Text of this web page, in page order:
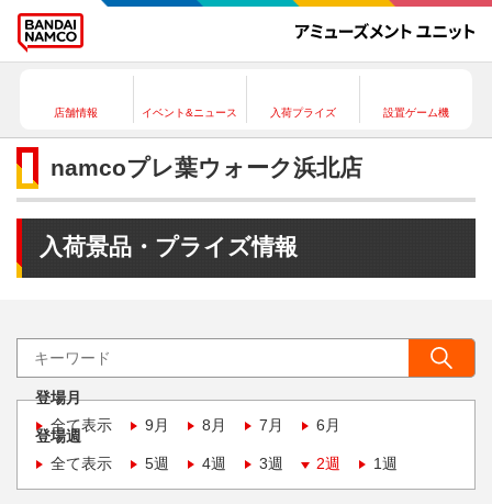
店舗情報 イベント&ニュース 入荷プライズ 設置ゲーム機
namcoプレ葉ウォーク浜北店
入荷景品・プライズ情報
登場月
全て表示
9月 8月 7月 6月
登場週
全て表示
5週 4週 3週 2週 1週